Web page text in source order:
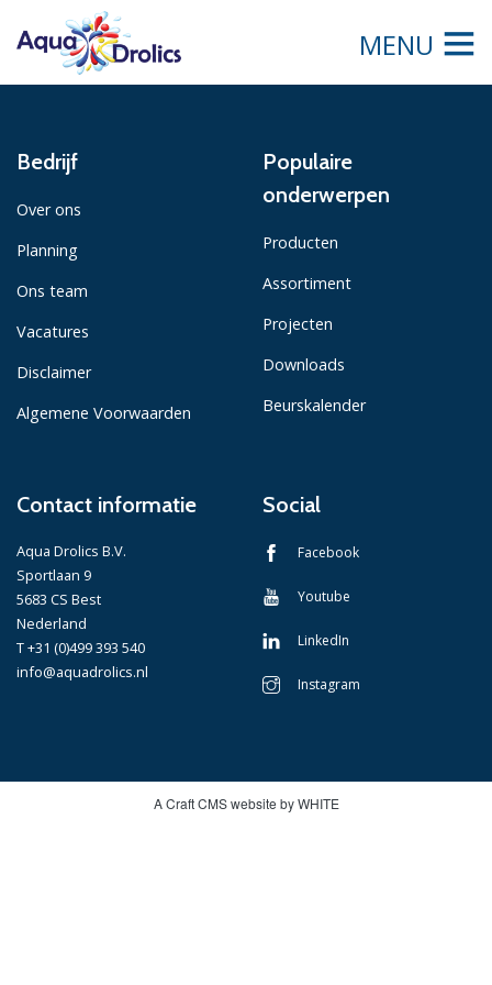
MENU
Bedrijf
Over ons
Planning
Ons team
Vacatures
Disclaimer
Algemene Voorwaarden
Populaire
onderwerpen
Producten
Assortiment
Projecten
Downloads
Beurskalender
Contact informatie
Aqua Drolics B.V.
Sportlaan 9
5683 CS Best
Nederland
T +31 (0)499 393 540
info@aquadrolics.nl
Social
Facebook
Youtube
LinkedIn
Instagram
A Craft CMS website by WHITE